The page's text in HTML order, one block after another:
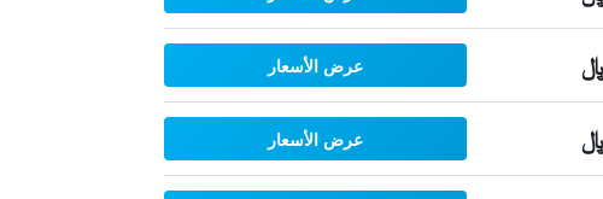
عرض الأسعار
عرض الأسعار